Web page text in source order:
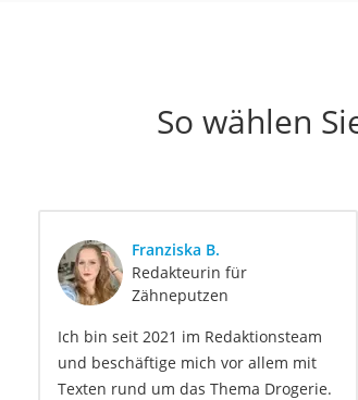
So wählen
Franziska B.
Redakteurin für
Zähneputzen
Ich bin seit 2021 im Redaktionsteam
und beschäftige mich vor allem mit
Texten rund um das Thema Drogerie.